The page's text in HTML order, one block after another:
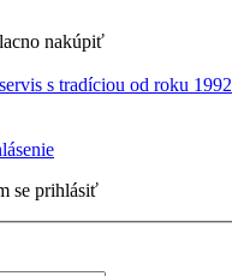
nakúpiť
s tradíciou od roku 1992
se prihlásiť